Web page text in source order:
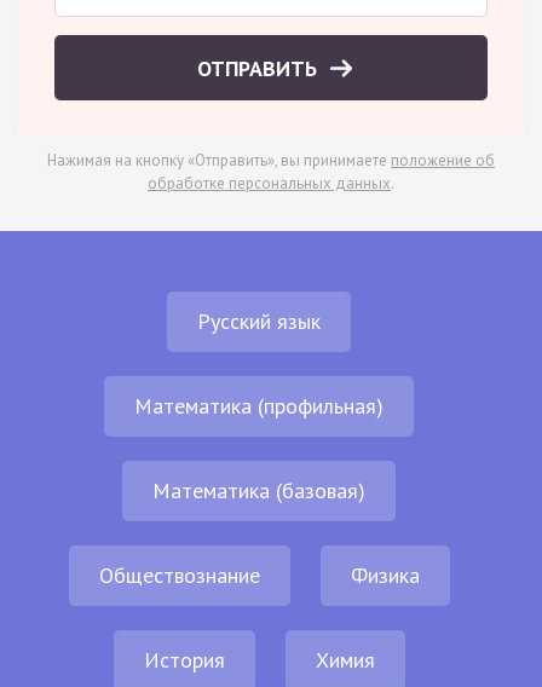
ОТПРАВИТЬ
Нажимая на кнопку «Отправить», вы принимаете положение об
обработке персональных данных.
Русский язык
Математика (профильная)
Математика (базовая)
Обществознание Физика
История Химия